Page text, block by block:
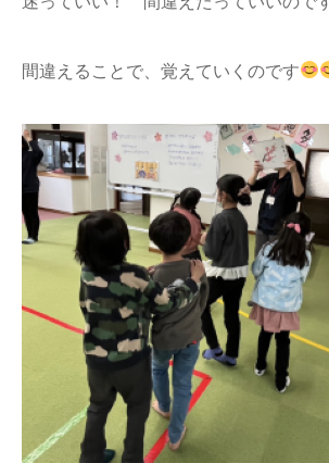
間違えることで、覚えていくのです